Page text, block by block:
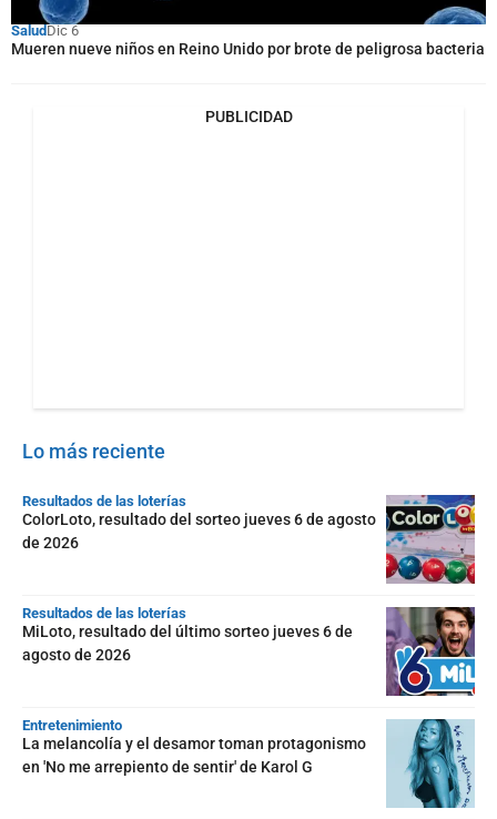
SaludDic 6
Mueren nueve niños en Reino Unido por brote de peligrosa bacteria
PUBLICIDAD
Lo más reciente
Resultados de las loterías
ColorLoto, resultado del sorteo jueves 6 de agosto
de 2026
Resultados de las loterías
MiLoto, resultado del último sorteo jueves 6 de
agosto de 2026
Entretenimiento
La melancolía y el desamor toman protagonismo
en 'No me arrepiento de sentir' de Karol G